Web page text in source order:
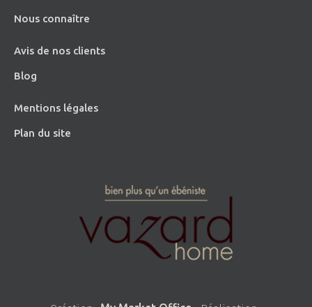
Nous connaître
Avis de nos clients
Blog
Mentions légales
Plan du site